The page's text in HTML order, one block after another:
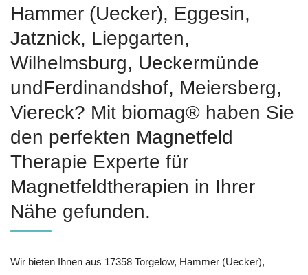
Hammer (Uecker), Eggesin,
Jatznick, Liepgarten,
Wilhelmsburg, Ueckermünde
undFerdinandshof, Meiersberg,
Viereck? Mit biomag® haben Sie
den perfekten Magnetfeld
Therapie Experte für
Magnetfeldtherapien in Ihrer
Nähe gefunden.
Wir bieten Ihnen aus 17358 Torgelow, Hammer (Uecker),